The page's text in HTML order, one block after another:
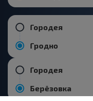
Городея
Гродно
Городея
Берёзовка